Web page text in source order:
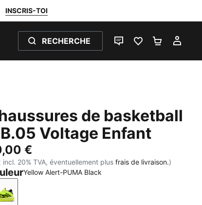
INSCRIS-TOI
RECHERCHE
LIVE CHATFAVORIS 0PANIER 0
de basketball
Voltage Enfant
€
incl. 20% TVA, éventuellement plusfrais de livraison.)
Yellow Alert-PUMA Black
Yellow Alert-PUMA Black